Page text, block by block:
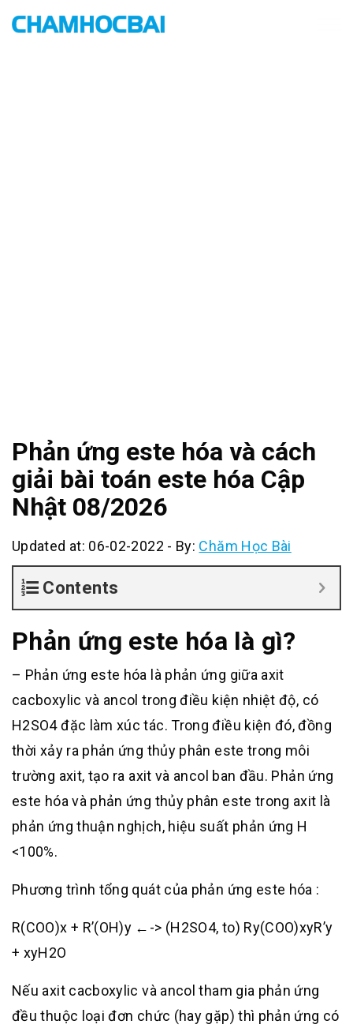
Phản ứng este hóa và cách
giải bài toán este hóa Cập
Nhật 08/2026
Updated at: 06-02-2022 - By: Chăm Học Bài
Contents
Phản ứng este hóa là gì?
– Phản ứng este hóa là phản ứng giữa axit
cacboxylic và ancol trong điều kiện nhiệt độ, có
H2SO4 đặc làm xúc tác. Trong điều kiện đó, đồng
thời xảy ra phản ứng thủy phân este trong môi
trường axit, tạo ra axit và ancol ban đầu. Phản ứng
este hóa và phản ứng thủy phân este trong axit là
phản ứng thuận nghịch, hiệu suất phản ứng H
<100%.
Phương trình tổng quát của phản ứng este hóa :
R(COO)x + R’(OH)y ←-> (H2SO4, to) Ry(COO)xyR’y
+ xyH2O
Nếu axit cacboxylic và ancol tham gia phản ứng
đều thuộc loại đơn chức (hay gặp) thì phản ứng có